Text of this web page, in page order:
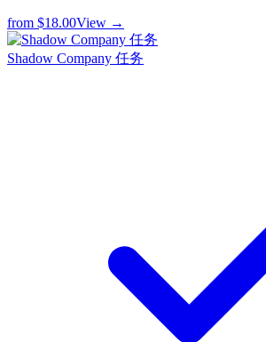
from $18.00View →
Shadow Company 任务